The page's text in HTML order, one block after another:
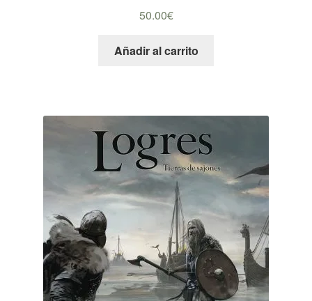
50.00€
Añadir al carrito